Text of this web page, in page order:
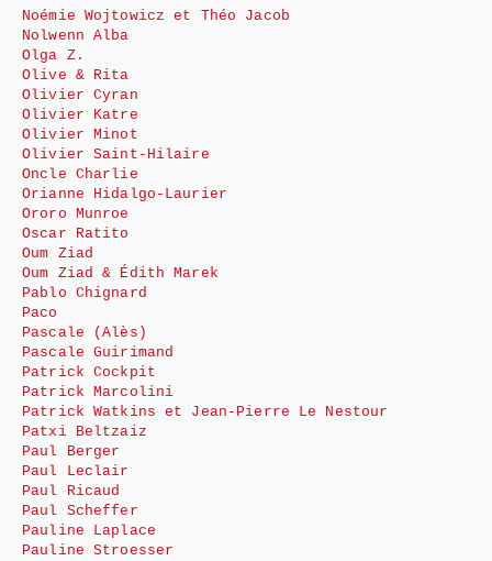
Noémie Wojtowicz et Théo Jacob
Nolwenn Alba
Olga Z.
Olive & Rita
Olivier Cyran
Olivier Katre
Olivier Minot
Olivier Saint-Hilaire
Oncle Charlie
Orianne Hidalgo-Laurier
Ororo Munroe
Oscar Ratito
Oum Ziad
Oum Ziad & Édith Marek
Pablo Chignard
Paco
Pascale (Alès)
Pascale Guirimand
Patrick Cockpit
Patrick Marcolini
Patrick Watkins et Jean-Pierre Le Nestour
Patxi Beltzaiz
Paul Berger
Paul Leclair
Paul Ricaud
Paul Scheffer
Pauline Laplace
Pauline Stroesser